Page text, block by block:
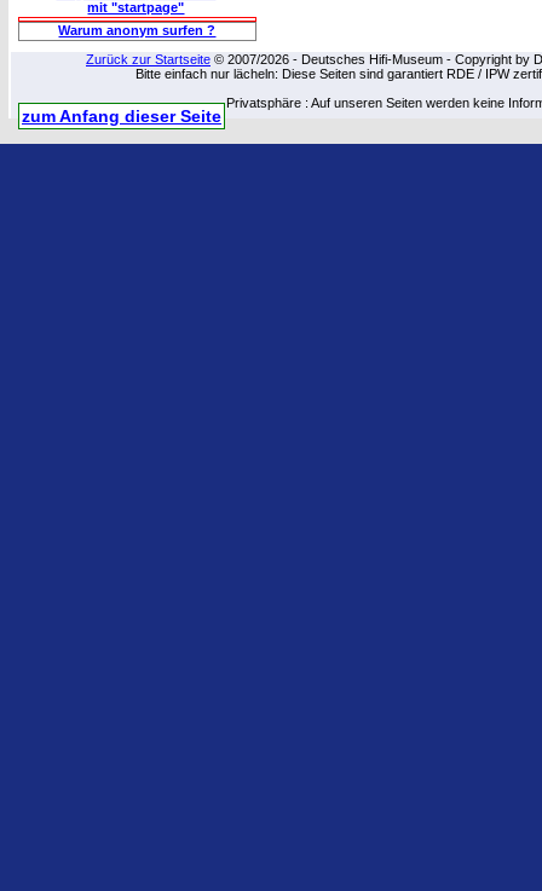
mit "startpage"
Warum anonym surfen ?
Zurück zur Startseite © 2007/2026 - Deutsches Hifi-Museum - Copyright by
Bitte einfach nur lächeln: Diese Seiten sind garantiert RDE / IPW
Privatsphäre : Auf unseren Seiten werden keine
zum Anfang dieser Seite